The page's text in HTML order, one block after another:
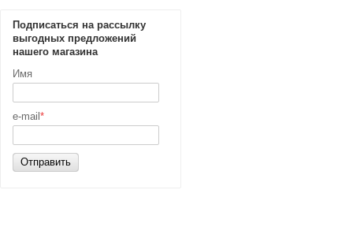
Подписаться на рассылку
выгодных предложений
нашего магазина
Имя
e-mail *
Отправить